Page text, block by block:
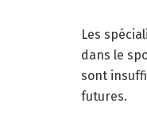
Les
dans le
sont
futures.